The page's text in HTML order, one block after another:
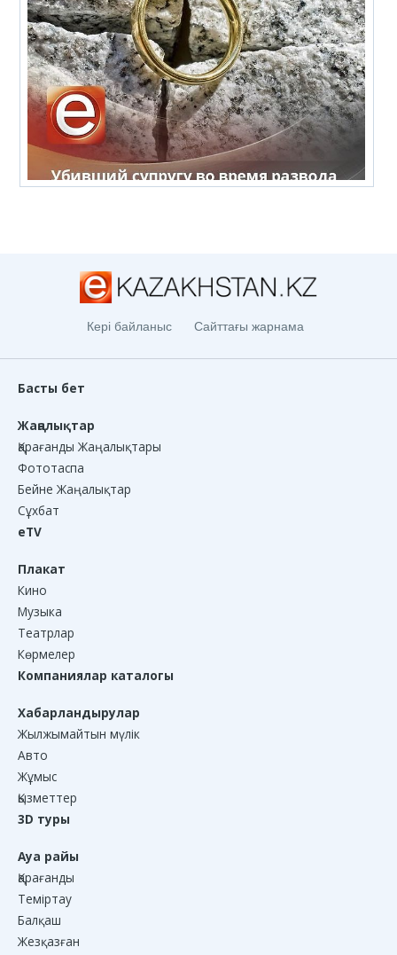
Кері байланыс Сайттағы жарнама
Басты бет
Жаңалықтар
Қарағанды Жаңалықтары
Фототаспа
Бейне Жаңалықтар
Сұхбат
eTV
Плакат
Кино
Музыка
Театрлар
Көрмелер
Компаниялар каталогы
Хабарландырулар
Жылжымайтын мүлік
Авто
Жұмыс
Қызметтер
3D туры
Ауа райы
Қарағанды
Теміртау
Балқаш
Жезқазған